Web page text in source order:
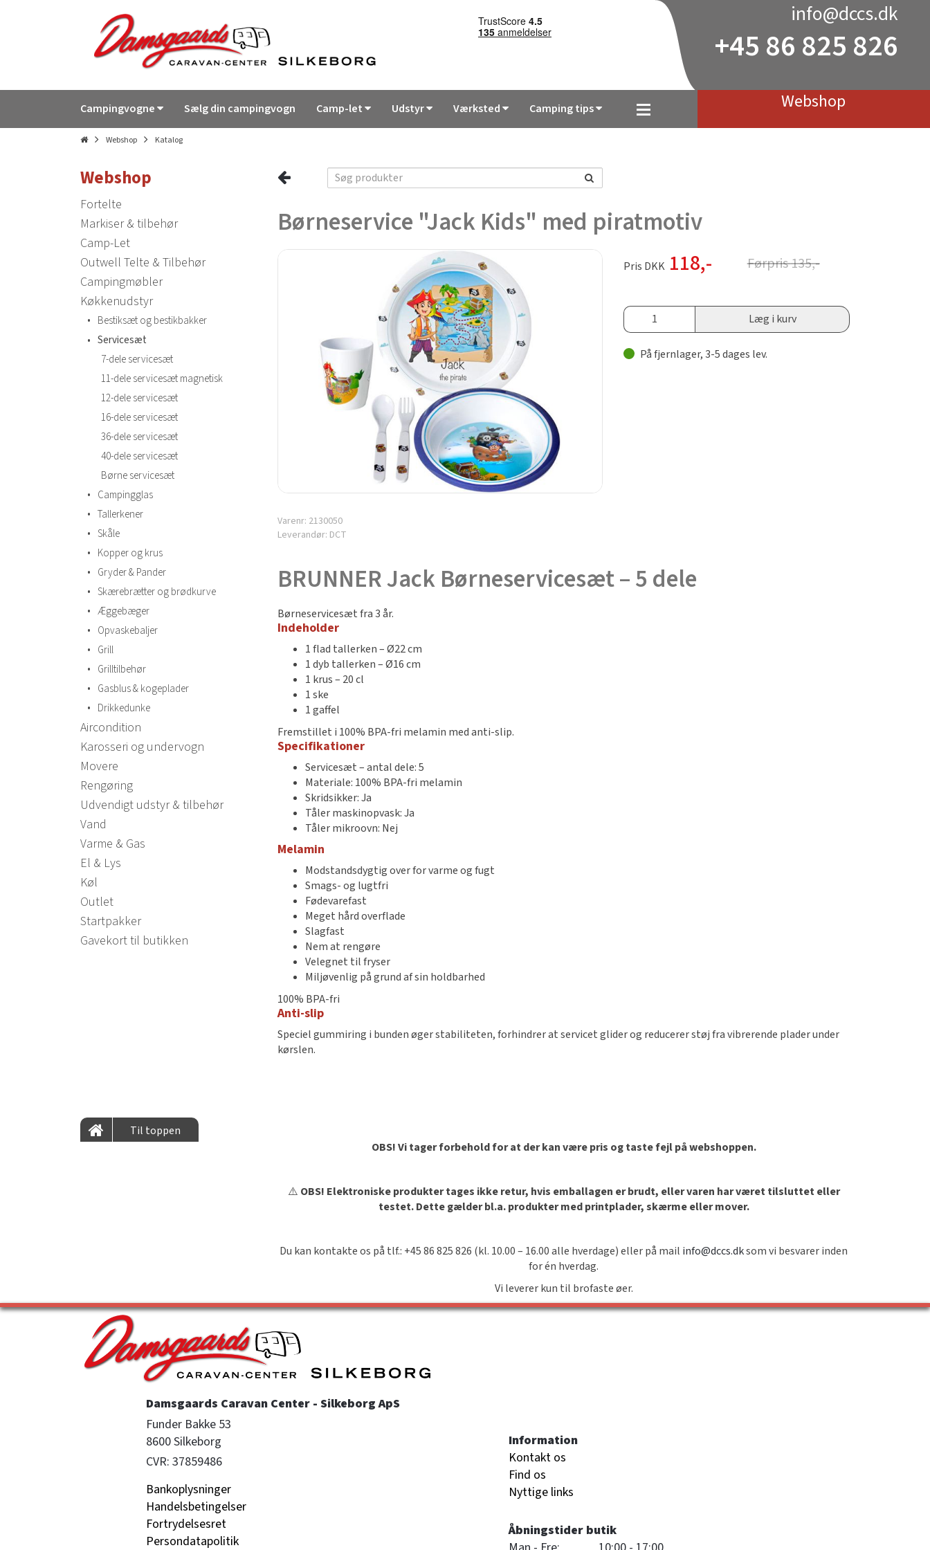
info@dccs.dk
+45 86 825 826
Campingvogne Sælg din campingvogn Camp-let Udstyr Værksted Camping tips Webshop
Webshop Katalog
Webshop
Fortelte
Markiser & tilbehør
Camp-Let
Outwell Telte & Tilbehør
Campingmøbler
Køkkenudstyr
• Bestiksæt og bestikbakker
• Servicesæt
7-dele servicesæt
11-dele servicesæt magnetisk
12-dele servicesæt
16-dele servicesæt
36-dele servicesæt
40-dele servicesæt
Børne servicesæt
• Campingglas
• Tallerkener
• Skåle
• Kopper og krus
• Gryder & Pander
• Skærebrætter og brødkurve
• Æggebæger
• Opvaskebaljer
• Grill
• Grilltilbehør
• Gasblus & kogeplader
• Drikkedunke
Aircondition
Karosseri og undervogn
Movere
Rengøring
Udvendigt udstyr & tilbehør
Vand
Varme & Gas
El & Lys
Køl
Outlet
Startpakker
Gavekort til butikken
Børneservice "Jack Kids" med piratmotiv
Pris DKK 118,- Førpris135,-
Læg i kurv
På fjernlager, 3-5 dages lev.
Varenr: 2130050
Leverandør: DCT
BRUNNER Jack Børneservicesæt – 5 dele
Børneservicesæt fra 3 år.
Indeholder
1 flad tallerken – Ø22 cm
1 dyb tallerken – Ø16 cm
1 krus – 20 cl
1 ske
1 gaffel
Fremstillet i 100% BPA-fri melamin med anti-slip.
Specifikationer
Servicesæt – antal dele: 5
Materiale: 100% BPA-fri melamin
Skridsikker: Ja
Tåler maskinopvask: Ja
Tåler mikroovn: Nej
Melamin
Modstandsdygtig over for varme og fugt
Smags- og lugtfri
Fødevarefast
Meget hård overflade
Slagfast
Nem at rengøre
Velegnet til fryser
Miljøvenlig på grund af sin holdbarhed
100% BPA-fri
Anti-slip
Speciel gummiring i bunden øger stabiliteten, forhindrer at servicet glider og reducerer støj fra vibrerende plader under
kørslen.
Til toppen
OBS! Vi tager forbehold for at der kan være pris og taste fejl på webshoppen.
⚠️ OBS! Elektroniske produkter tages ikke retur, hvis emballagen er brudt, eller varen har været tilsluttet eller
testet. Dette gælder bl.a. produkter med printplader, skærme eller mover.
Du kan kontakte os på tlf.: +45 86 825 826 (kl. 10.00 – 16.00 alle hverdage) eller på mail info@dccs.dksom vi besvarer inden
for én hverdag.
Vi leverer kun til brofaste øer.
Damsgaards Caravan Center - Silkeborg ApS
Funder Bakke 53
8600 Silkeborg
CVR: 37859486
Bankoplysninger
Handelsbetingelser
Fortrydelsesret
Persondatapolitik
Information
Kontakt os
Find os
Nyttige links
Åbningstider butik